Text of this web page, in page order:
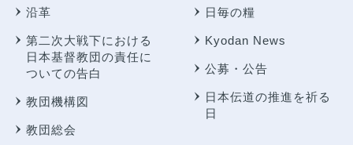
沿革
第二次大戦下における
日本基督教団の責任に
ついての告白
教団機構図
教団総会
日毎の糧
Kyodan News
公募・公告
日本伝道の推進を祈る
日